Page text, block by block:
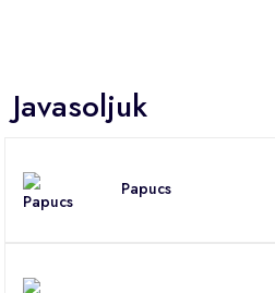
Javasoljuk
Papucs